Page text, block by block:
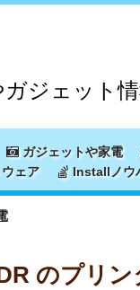
ジェット
ガジェットや家電
ェア Installノウ
のプリ